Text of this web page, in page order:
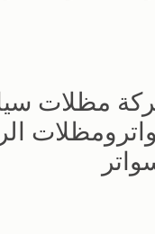
مظلات